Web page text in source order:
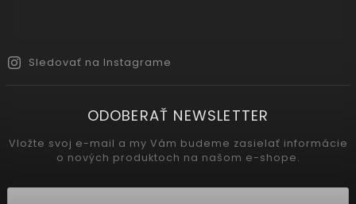
Sledovať na Instagrame
ODOBERAŤ NEWSLETTER
Vložte svoj e-mail a my Vám budeme zasielať informácie
o nových produktoch na našom e-shope.